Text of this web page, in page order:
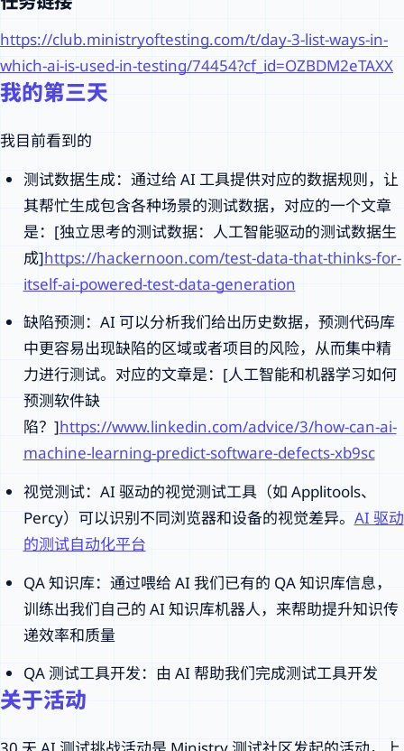
https://club.ministryoftesting.com/t/day-3-list-ways-in-
which-ai-is-used-in-testing/74454?cf_id=OZBDM2eTAXX
我的第三天
我目前看到的
测试数据生成：通过给 AI 工具提供对应的数据规则，让
其帮忙生成包含各种场景的测试数据，对应的一个文章
是：[独立思考的测试数据：人工智能驱动的测试数据生
成]https://hackernoon.com/test-data-that-thinks-for-
itself-ai-powered-test-data-generation
缺陷预测：AI 可以分析我们给出历史数据，预测代码库
中更容易出现缺陷的区域或者项目的风险，从而集中精
力进行测试。对应的文章是：[人工智能和机器学习如何
预测软件缺
陷？]https://www.linkedin.com/advice/3/how-can-ai-
machine-learning-predict-software-defects-xb9sc
视觉测试：AI 驱动的视觉测试工具（如 Applitools、
Percy）可以识别不同浏览器和设备的视觉差异。 AI 驱动
的测试自动化平台
QA 知识库：通过喂给 AI 我们已有的 QA 知识库信息，
训练出我们自己的 AI 知识库机器人，来帮助提升知识传
递效率和质量
QA 测试工具开发：由 AI 帮助我们完成测试工具开发
关于活动